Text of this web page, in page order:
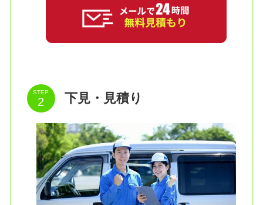
STEP 下見・見積り